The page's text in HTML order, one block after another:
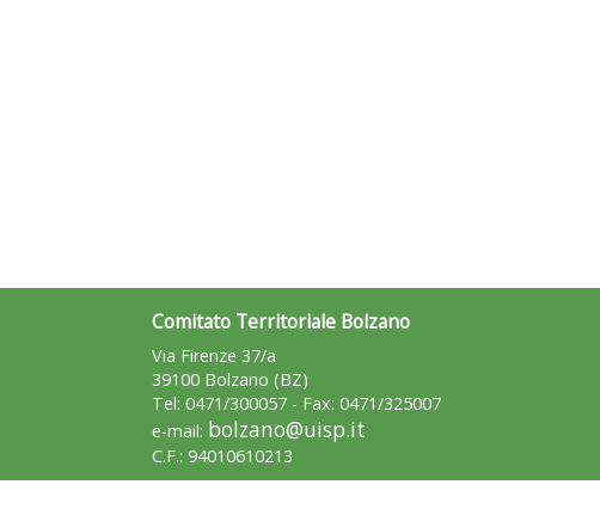
Comitato Territoriale Bolzano
Via Firenze 37/a
39100 Bolzano (BZ)
Tel: 0471/300057 - Fax: 0471/325007
e-mail: bolzano@uisp.it
C.F.: 94010610213